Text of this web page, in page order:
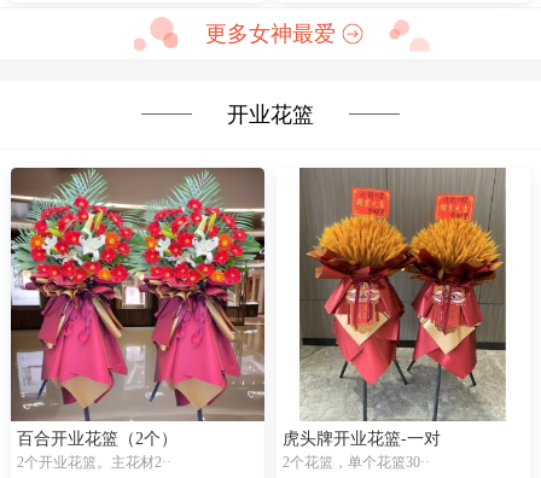
更多女神最爱
开业花篮
百合开业花篮（2个）
2个开业花篮。主花材2··
虎头牌开业花篮-一对
2个花篮，单个花篮30··